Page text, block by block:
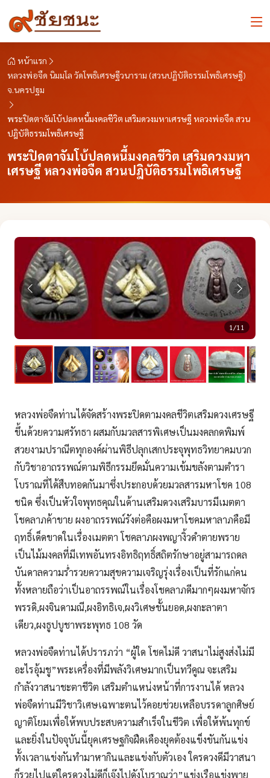
หน้าแรก
หลวงพ่อจืด นิมมฺโล วัดโพธิเศรษฐีวนาราม (สวนปฏิบัติธรรมโพธิเศรษฐี)
จ.นครปฐม
พระปิดตาจัมโบ้ปลดหนี้มงคลชีวิต เสริมดวงมหาเศรษฐี หลวงพ่อจืด สวน
ปฎิบัติธรรมโพธิเศรษฐี
พระปิดตาจัมโบ้ปลดหนี้มงคลชีวิต เสริมดวงมหา
เศรษฐี หลวงพ่อจืด สวนปฎิบัติธรรมโพธิเศรษฐี
1/11
หลวงพ่อจืดท่านได้จัดสร้างพระปิดตามงคลชีวิตเสริมดวงเศรษฐี
ขึ้นด้วยความศรัทธา ผสมกับมวลสารพิเศษเป็นมงคลกดพิมพ์
สวยงามปราณีตทุกองค์ผ่านพิธีปลุกเสกประจุพุทธวิทยาคมบวก
กับวิชาอาถรรพณ์ตามพิธีกรรมยึดมั่นความเข้มขลังตามตำรา
โบราณที่ได้สืบทอดกันมาซึ่งประกอบด้วยมวลสารมหาโชค 108
ชนิด ซึ่งเป็นหัวใจพุทธคุณในด้านเสริมดวงเสริมบารมีเมตตา
โชคลาภค้าขาย ผงอาถรรพณ์รังต่อคือผงมหาโชคมหาลาภคือมี
ฤทธิ์เด็ดขาดในเรื่องเมตตา โชคลาภผงพญางิ้วดำตายพราย
เป็นไม้มงคลที่มีเทพอันทรงอิทธิฤทธิ์สถิตรักษาอยู่สามารถดล
บันดาลความร่ำรวยความสุขความเจริญรุ่งเรื่องเป็นที่รักแก่คน
ทั้งหลายถือว่าเป็นอาถรรพณ์ในเรื่องโชคลาภดีมากๆผงมหาจักร
พรรดิ,ผงจินดามณี,ผงอิทธิเจ,ผงวิเศษชั้นยอด,ผงกะลาตา
เดียว,ผงธูปบูชาพระพุทธ 108 วัด
หลวงพ่อจืดท่านได้ปรารภว่า “ผู้ใด โชคไม่ดี วาสนาไม่สูงส่งไม่มี
อะไรอุ้มชู”พระเครื่องที่มีพลังวิเศษมากเป็นทวีคูณ จะเสริม
กำลังวาสนาชะตาชีวิต เสริมตำแหน่งหน้าที่การงานได้ หลวง
พ่อจืดท่านมีวิชาวิเศษเฉพาะตนไว้คอยช่วยเหลือบรรดาลูกศิษย์
ญาติโยมเพื่อให้พบประสบความสำเร็จในชีวิต เพื่อให้พ้นทุกข์
และยิ่งในปัจจุบันนี้ยุคเศรษฐกิจฝืดเคืองยุคต้องแข็งขันกันแข่ง
ทั้งเวลาแข่งกันทำมาหากินและแข่งกับตัวเอง ใครดวงดีมีวาสนา
ก็รวยไปแต่ใครดวงไม่ดีก็เจ๊งไปดังโบราณว่า”แข่งเรือแข่งพาย